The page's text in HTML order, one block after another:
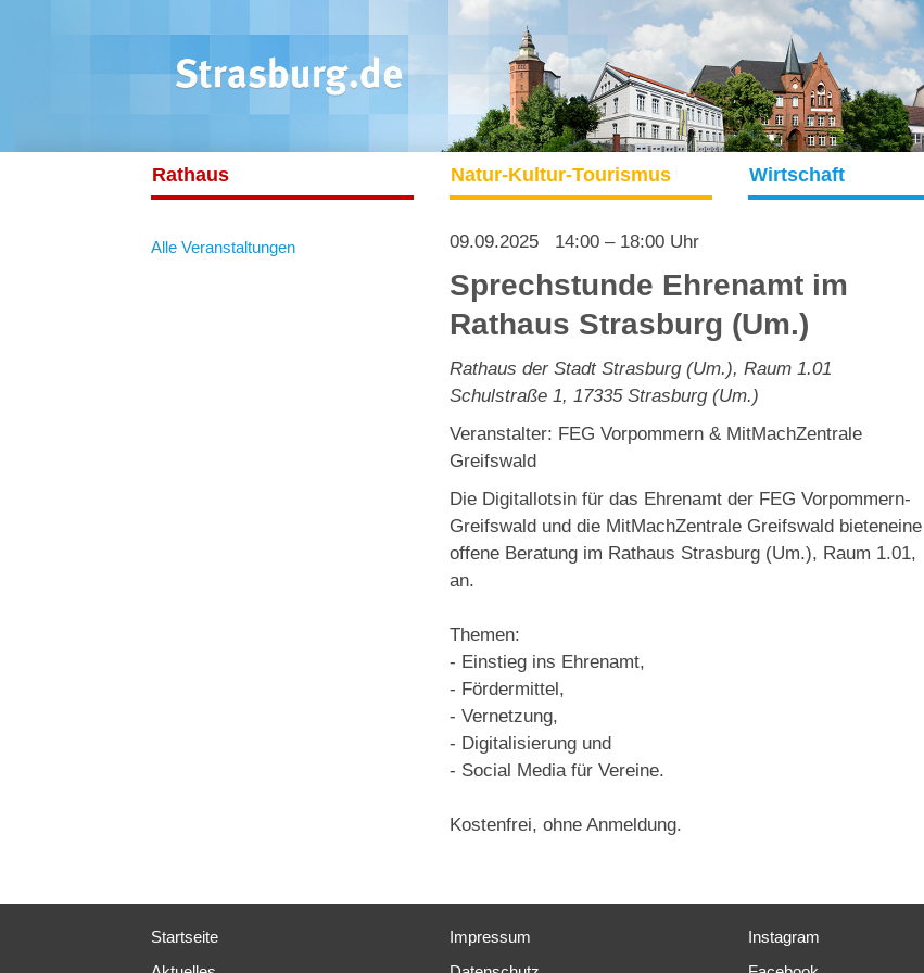
Rathaus Natur-Kultur-Tourismus Wirtschaft
Alle Veranstaltungen 09.09.2025 14:00 – 18:00 Uhr
Sprechstunde Ehrenamt im
Rathaus Strasburg (Um.)
Rathaus der Stadt Strasburg (Um.), Raum 1.01
Schulstraße 1, 17335 Strasburg (Um.)
Veranstalter: FEG Vorpommern & MitMachZentrale
Greifswald
Die Digitallotsin für das Ehrenamt der FEG Vorpommern-
Greifswald und die MitMachZentrale Greifswald bieteneine
offene Beratung im Rathaus Strasburg (Um.), Raum 1.01,
an.
Themen:
- Einstieg ins Ehrenamt,
- Fördermittel,
- Vernetzung,
- Digitalisierung und
- Social Media für Vereine.
Kostenfrei, ohne Anmeldung.
Startseite
Impressum
Instagram